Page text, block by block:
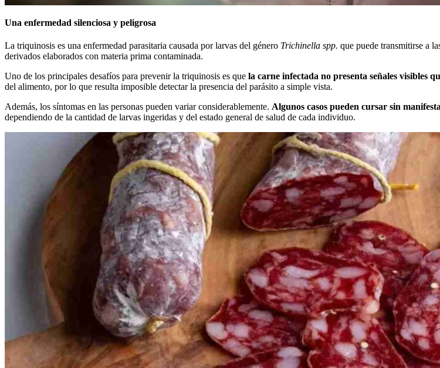
Una enfermedad silenciosa y peligrosa
La triquinosis es una enfermedad parasitaria causada por larvas del género Trichinella spp. que puede transmitirse a
derivados elaborados con materia prima contaminada.
Uno de los principales desafíos para prevenir la triquinosis es que la carne infectada no presenta señales visibles
del alimento, por lo que resulta imposible detectar la presencia del parásito a simple vista.
Además, los síntomas en las personas pueden variar considerablemente. Algunos casos pueden cursar sin
dependiendo de la cantidad de larvas ingeridas y del estado general de salud de cada individuo.